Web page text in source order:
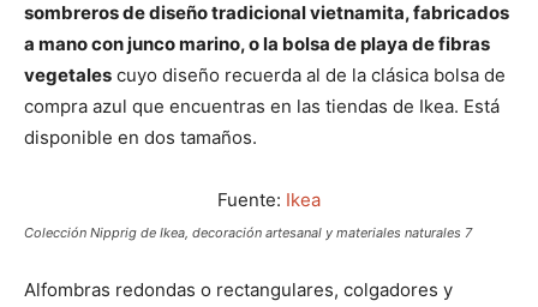
sombreros de diseño tradicional vietnamita, fabricados
a mano con junco marino, o la bolsa de playa de fibras
vegetales cuyo diseño recuerda al de la clásica bolsa de
compra azul que encuentras en las tiendas de Ikea. Está
disponible en dos tamaños.
Fuente: Ikea
Colección Nipprig de Ikea, decoración artesanal y materiales naturales 7
Alfombras redondas o rectangulares, colgadores y